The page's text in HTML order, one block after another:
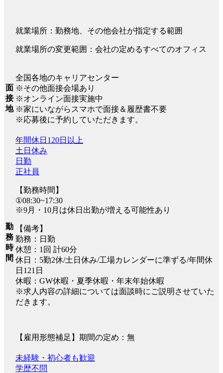
就業場所：勤務地、その他会社が指定する範囲
就業場所の変更範囲：会社の定めるすべてのオフィス
面
接
地
全国各地のキャリアセンター
※その他面接会場あり
※オンライン面接実施中
※家にいながらスマホで面接＆履歴書不要
※応募後に予約していただきます。
勤
務
時
間
年間休日120日以上
土日休み
日勤
正社員
【勤務時間】
①08:30~17:30
※9月・10月は休日出勤が増える可能性あり
【備考】
勤務：日勤
休憩：1回 計60分
休日：5勤2休/土日休み/工場カレンダーに準ずる/年間休
日121日
休暇：GW休暇・夏季休暇・年末年始休暇
※求人内容の詳細については面談時にご説明させていた
だきます。
【雇用形態補足】期間の定め：無
未経験・初心者も歓迎
学歴不問